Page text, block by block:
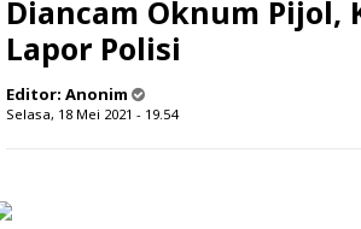
Diancam Oknum Pijol,
Lapor Polisi
Editor: Anonim
Selasa, 18 Mei 2021 - 19.54